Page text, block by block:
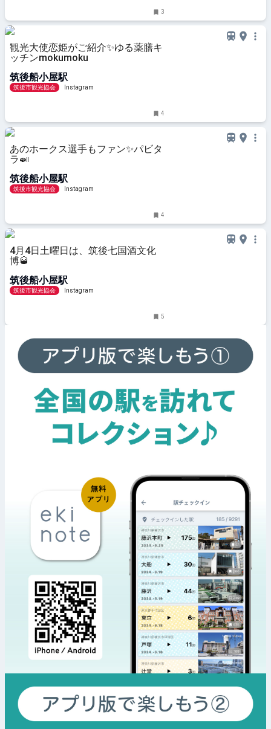
3
観光大使恋姫がご紹介✨️ゆる薬膳キ
ッチンmokumoku
筑後船小屋駅
筑後市観光協会 Instagram
4
あのホークス選手もファン✨️パビタ
ラ🍛
筑後船小屋駅
筑後市観光協会 Instagram
4
4月4日土曜日は、筑後七国酒文化
博🥃
筑後船小屋駅
筑後市観光協会 Instagram
5